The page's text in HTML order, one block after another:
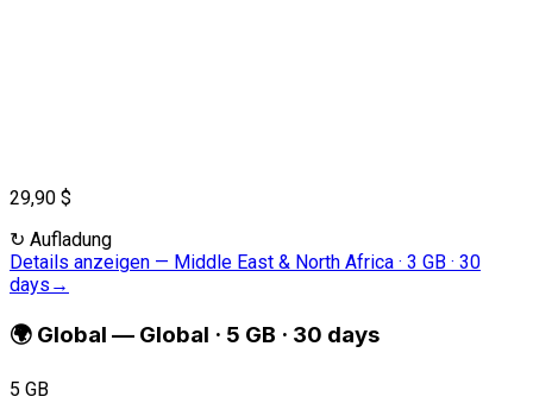
29,90 $
↻ Aufladung
Details anzeigen — Middle East & North Africa · 3 GB · 30
days →
🌍 Global — Global · 5 GB · 30 days
5 GB